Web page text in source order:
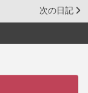
次の日記